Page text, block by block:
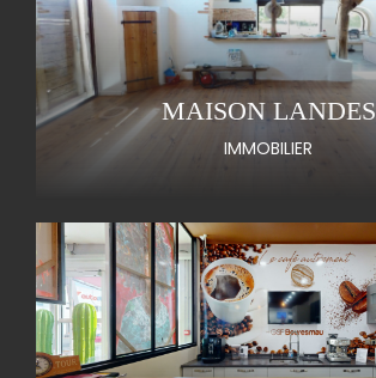
MAISON LANDES
IMMOBILIER